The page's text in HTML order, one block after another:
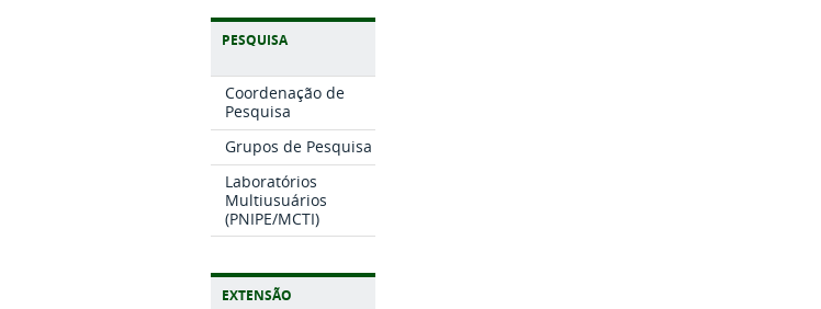
PESQUISA
Coordenação de
Pesquisa
Grupos de Pesquisa
Laboratórios
Multiusuários
(PNIPE/MCTI)
EXTENSÃO